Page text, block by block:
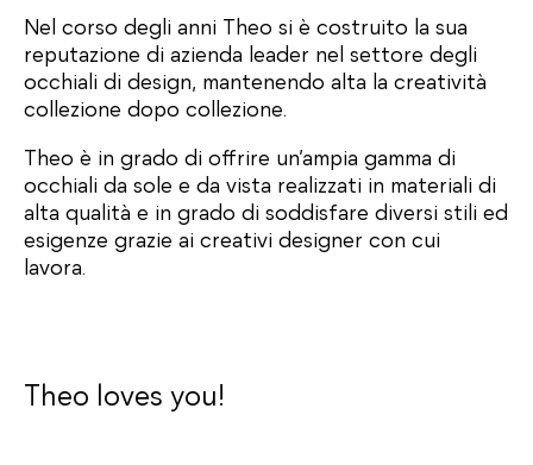
Nel corso degli anni Theo si è costruito la sua
reputazione di azienda leader nel settore degli
occhiali di design, mantenendo alta la creatività
collezione dopo collezione.
Theo è in grado di offrire un’ampia gamma di
occhiali da sole e da vista realizzati in materiali di
alta qualità e in grado di soddisfare diversi stili ed
esigenze grazie ai creativi designer con cui
lavora.
Theo loves you!